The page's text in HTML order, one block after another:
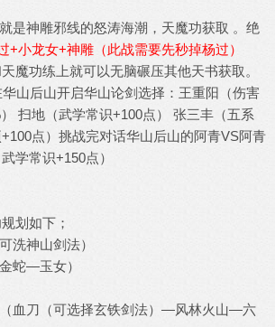
是神雕邪线的怒涛海潮，天魔功获取 。绝
+小龙女+神雕（此战需要先秒掉杨过）
魔功练上就可以无脑碾压其他天书获取。
山后山开启华山论剑选择：王重阳（伤害
扫地（武学常识+100点） 张三丰（五系
点）挑战完对话华山后山的阿青VS阿青
学常识+150点）
划如下；
洗神山剑法）
蛇—玉女）
血刀（可选择玄铁剑法）—风林火山—六